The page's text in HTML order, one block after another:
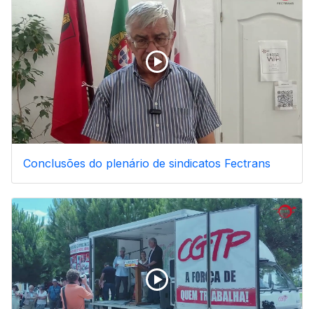
Conclusões do plenário de sindicatos Fectrans